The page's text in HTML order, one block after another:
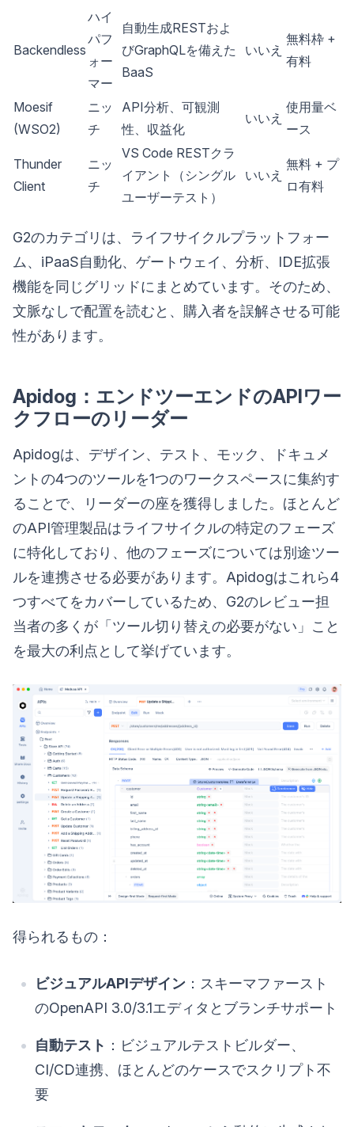
Backendless
ハイ
パフ
ォー
マー
自動生成RESTおよ
びGraphQLを備えた
BaaS
いいえ
無料枠 +
有料
Moesif
(WSO2)
ニッ
チ
API分析、可観測
性、収益化
いいえ
使用量ベ
ース
Thunder
Client
ニッ
チ
VS Code RESTクラ
イアント（シングル
ユーザーテスト）
いいえ
無料 + プ
ロ有料
G2のカテゴリは、ライフサイクルプラットフォー
ム、iPaaS自動化、ゲートウェイ、分析、IDE拡張
機能を同じグリッドにまとめています。そのため、
文脈なしで配置を読むと、購入者を誤解させる可能
性があります。
Apidog：エンドツーエンドのAPIワー
クフローのリーダー
Apidogは、デザイン、テスト、モック、ドキュメ
ントの4つのツールを1つのワークスペースに集約す
ることで、リーダーの座を獲得しました。ほとんど
のAPI管理製品はライフサイクルの特定のフェーズ
に特化しており、他のフェーズについては別途ツー
ルを連携させる必要があります。Apidogはこれら4
つすべてをカバーしているため、G2のレビュー担
当者の多くが「ツール切り替えの必要がない」こと
を最大の利点として挙げています。
得られるもの：
ビジュアルAPIデザイン ：スキーマファースト
のOpenAPI 3.0/3.1エディタとブランチサポート
自動テスト ：ビジュアルテストビルダー、
CI/CD連携、ほとんどのケースでスクリプト不
要